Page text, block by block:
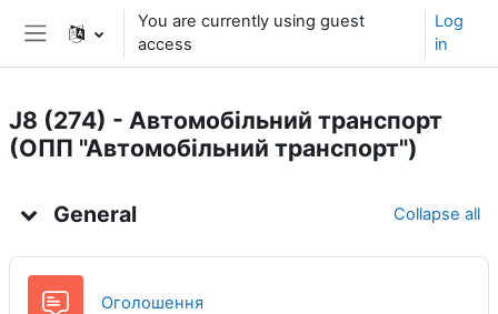
Skip to main content
Side panel
You are currently using guest
access
Log
in
J8 (274) - Автомобільний транспорт
(ОПП "Автомобільний транспорт")
General Collapse all
Оголошення